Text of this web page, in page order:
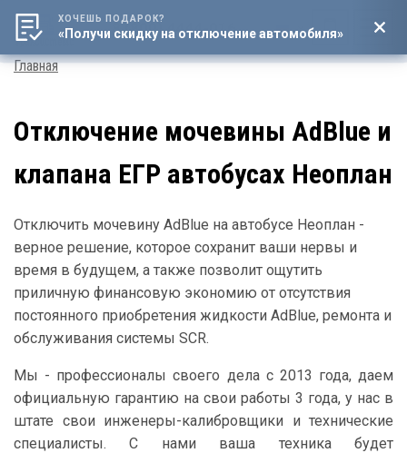
8 (800) 4444-016
Строка
Главная
Отключение мочевины AdBlue и
клапана ЕГР автобусах Неоплан
Отключить мочевину AdBlue на автобусе Неоплан -
верное решение, которое сохранит ваши нервы и
время в будущем, а также позволит ощутить
приличную финансовую экономию от отсутствия
постоянного приобретения жидкости AdBlue, ремонта и
обслуживания системы SCR.
Мы - профессионалы своего дела с 2013 года, даем
официальную гарантию на свои работы 3 года, у нас в
штате свои инженеры-калибровщики и технические
специалисты. С нами ваша техника будет
ХОЧЕШЬ ПОДАРОК?
«Получи скидку на отключение автомобиля»